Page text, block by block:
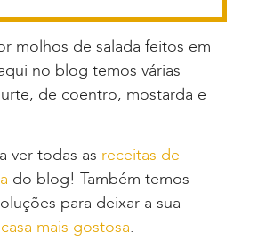
molhos de salada feitos em
no blog temos várias
de coentro, mostarda e
ver todas as receitas de
do blog! Também temos
para deixar a sua
mais gostosa.